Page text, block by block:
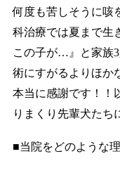
何度も苦しそうに咳
科治療では夏まで生
この子が…』と家族
術にすがるよりほか
本当に感謝です！！
りまくり先輩犬たち
■当院をどのような